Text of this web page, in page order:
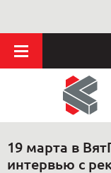
19 марта в
интервью с